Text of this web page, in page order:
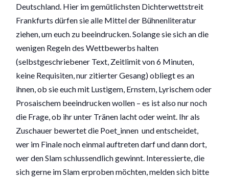
Deutschland. Hier im gemütlichsten Dichterwettstreit
Frankfurts dürfen sie alle Mittel der Bühnenliteratur
ziehen, um euch zu beeindrucken. Solange sie sich an die
wenigen Regeln des Wettbewerbs halten
(selbstgeschriebener Text, Zeitlimit von 6 Minuten,
keine Requisiten, nur zitierter Gesang) obliegt es an
ihnen, ob sie euch mit Lustigem, Ernstem, Lyrischem oder
Prosaischem beeindrucken wollen – es ist also nur noch
die Frage, ob ihr unter Tränen lacht oder weint. Ihr als
Zuschauer bewertet die Poet_innen und entscheidet,
wer im Finale noch einmal auftreten darf und dann dort,
wer den Slam schlussendlich gewinnt. Interessierte, die
sich gerne im Slam erproben möchten, melden sich bitte